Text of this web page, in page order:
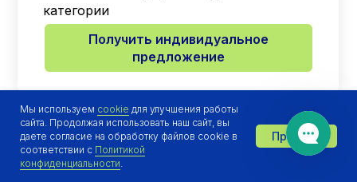
Мы используем cookie для улучшения работы
сайта. Продолжая использовать наш сайт, вы
даете согласие на обработку файлов cookie в
соответствии с Политикой
конфиденциальности.
Принять
категории
Получить индивидуальное
предложение
Отдел продаж онлайн 👋